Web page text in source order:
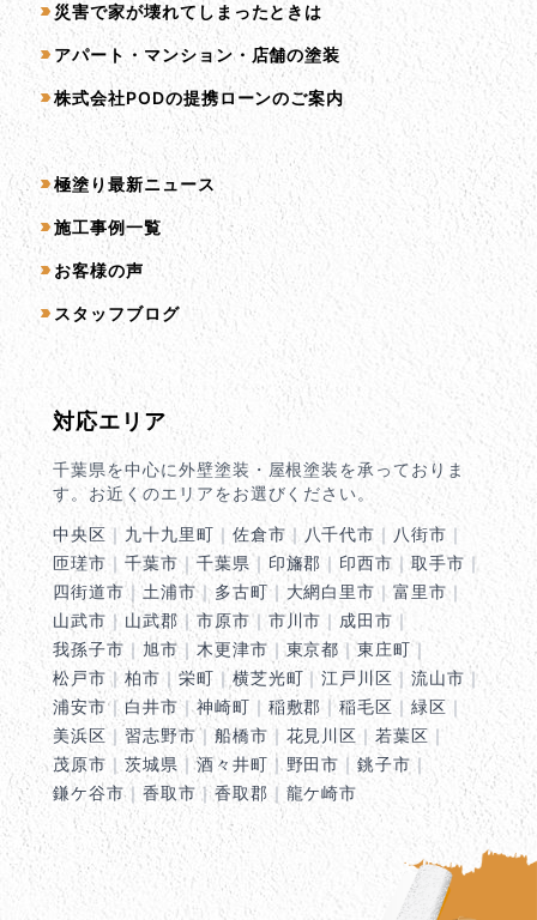
災害で家が壊れてしまったときは
アパート・マンション・店舗の塗装
株式会社PODの提携ローンのご案内
コンテンツ一覧
極塗り最新ニュース
施工事例一覧
お客様の声
スタッフブログ
対応エリア
千葉県を中心に外壁塗装・屋根塗装を承っておりま
す。お近くのエリアをお選びください。
中央区 ｜ 九十九里町 ｜ 佐倉市 ｜ 八千代市 ｜ 八街市 ｜
匝瑳市 ｜ 千葉市 ｜千葉県 ｜ 印旛郡 ｜ 印西市 ｜取手市 ｜
四街道市｜土浦市｜ 多古町｜ 大網白里市｜富里市 ｜
山武市 ｜ 山武郡 ｜ 市原市｜ 市川市 ｜ 成田市 ｜
我孫子市 ｜ 旭市｜ 木更津市 ｜東京都 ｜東庄町｜
松戸市 ｜ 柏市 ｜ 栄町 ｜横芝光町 ｜江戸川区 ｜流山市 ｜
浦安市｜ 白井市｜神崎町 ｜ 稲敷郡 ｜稲毛区 ｜緑区 ｜
美浜区｜ 習志野市｜ 船橋市 ｜ 花見川区 ｜若葉区 ｜
茂原市 ｜ 茨城県 ｜酒々井町 ｜ 野田市 ｜銚子市｜
鎌ケ谷市｜ 香取市 ｜香取郡 ｜ 龍ケ崎市